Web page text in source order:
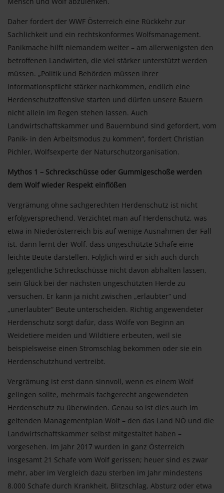
Daher fordert der WWF Österreich eine Rückkehr zur
Sachlichkeit und ein rechtskonformes Wolfsmanagement.
Panikmache hilft niemandem weiter – am allerwenigsten den
betroffenen Landwirten, die viel stärker unterstützt werden
müssen. „Politik und Behörden müssen ihrer
Informationspflicht stärker nachkommen, endlich eine
Herdenschutzoffensive starten und dürfen unsere Bauern
nicht allein im Regen stehen lassen. Auch
Landwirtschaftskammer und Bauernbund sind gefordert, vom
Panik- in den Arbeitsmodus zu kommen“, fordert Christian
Pichler, Wolfsexperte der Naturschutzorganisation.
Mythos 1 – Schreckschüsse oder Gummigeschoße werden
dem Wolf wieder Respekt einflößen
Vergrämung ohne sachgerechten Herdenschutz ist nicht
erfolgversprechend. Verzichtet man auf Herdenschutz, was
etwa in Niederösterreich bis auf wenige Ausnahmen der Fall
ist, dann lernt der Wolf, dass ungeschützte Schafe eine
leichte Beute darstellen. Folglich wird er sich auch durch
gelegentliche Schreckschüsse nicht davon abhalten lassen,
sein Glück bei der nächsten ungeschützten Herde zu
versuchen. Er kann ja nicht zwischen „erlaubter“ und
„unerlaubter“ Beute unterscheiden. Richtig angewendeter
Herdenschutz sorgt dafür, dass Wölfe von Beginn an
Weidetiere meiden und Wildtiere erbeuten, weil sie
beispielsweise einen Stromschlag bekommen oder sie ein
Herdenschutzhund vertreibt.
Vergrämung ist erst dann sinnvoll, wenn es einem Wolf
gelingen sollte, mehrmals fachgerecht angewendeten
Herdenschutz zu überwinden. Genau so ist dies auch im
geltenden Managementplan Wolf – den das Land NÖ und die
Landwirtschaftskammer selbst mitgestaltet haben –
vorgesehen. Im Jahr 2017 wurden in ganz Österreich
insgesamt 21 Schafe vom Wolf gerissen; heuer sind es zwar
mehr, aber im Vergleich dazu sterben im Jahr mindestens
8.000 Schafe durch Krankheit, Blitzschlag, Absturz oder etwa